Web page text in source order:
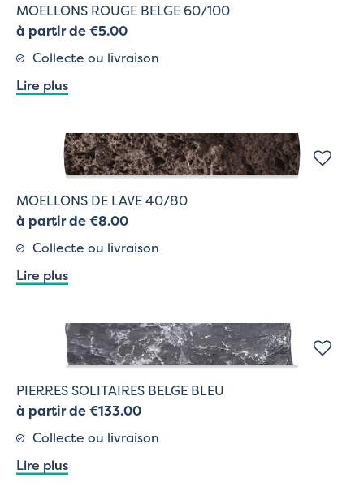
MOELLONS ROUGE BELGE 60/100
à partir de €5.00
Collecte ou livraison
Lire plus
MOELLONS DE LAVE 40/80
à partir de €8.00
Collecte ou livraison
Lire plus
PIERRES SOLITAIRES BELGE BLEU
à partir de €133.00
Collecte ou livraison
Lire plus